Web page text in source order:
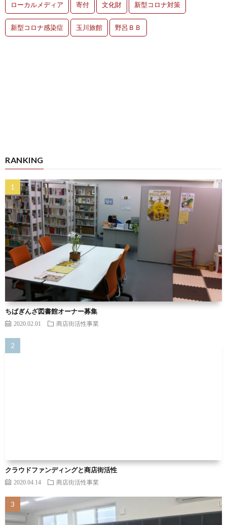
ローカルメディア 寄付 文化財 新型コロナ対策
新型コロナ感染症 玉川旅館 野呂ＢＢ
RANKING
ちばぎんざ図書館オーナー募集
2020.02.01 商店街活性事業
クラウドファンディングと商店街活性
2020.04.14 商店街活性事業